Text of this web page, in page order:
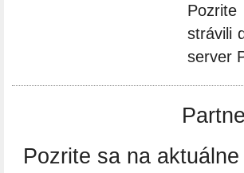
strávili
server
Pozrite sa na